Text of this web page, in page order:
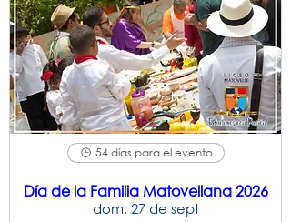
54 días para el evento
Día de la Familia Matovellana 2026
dom, 27 de sept